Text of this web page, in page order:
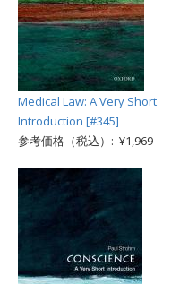
Medical Law: A Very Short
Introduction [#345]
参考価格（税込）: ¥1,969